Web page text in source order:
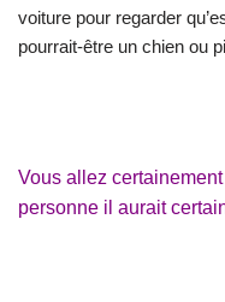
voiture pour regarder
pourrait-être un chien ou
Vous allez
personne il aurait